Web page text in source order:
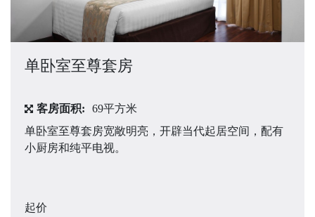
单卧室至尊套房
客房面积:
69平方米
单卧室至尊套房宽敞明亮，开辟当代起居空间，配有
小厨房和纯平电视。
起价